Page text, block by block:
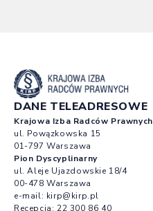
DANE TELEADRESOWE
Krajowa Izba Radców Prawnych
ul. Powązkowska 15
01-797 Warszawa
Pion Dyscyplinarny
ul. Aleje Ujazdowskie 18/4
00-478 Warszawa
e-mail: kirp@kirp.pl
Recepcja: 22 300 86 40